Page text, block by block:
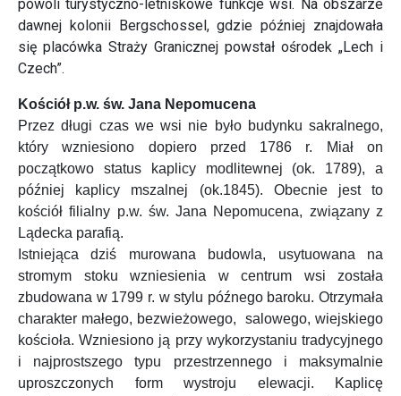
powoli turystyczno-letniskowe funkcje wsi. Na obszarze
dawnej kolonii Bergschossel, gdzie później znajdowała
się placówka Straży Granicznej powstał ośrodek „Lech i
Czech”.
Kościół p.w. św. Jana Nepomucena
Przez długi czas we wsi nie było budynku sakralnego,
który wzniesiono dopiero przed 1786 r. Miał on
początkowo status kaplicy modlitewnej (ok. 1789), a
później kaplicy mszalnej (ok.1845). Obecnie jest to
kościół filialny p.w. św. Jana Nepomucena, związany z
Lądecka parafią.
Istniejąca dziś murowana budowla, usytuowana na
stromym stoku wzniesienia w centrum wsi została
zbudowana w 1799 r. w stylu późnego baroku. Otrzymała
charakter małego, bezwieżowego, salowego, wiejskiego
kościoła. Wzniesiono ją przy wykorzystaniu tradycyjnego
i najprostszego typu przestrzennego i maksymalnie
uproszczonych form wystroju elewacji. Kaplicę